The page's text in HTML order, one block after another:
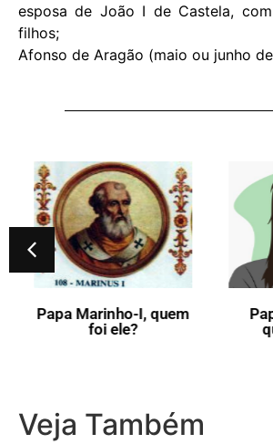
esposa de João I de Castela,
filhos;
Afonso de Aragão (maio ou junho
Papa Marinho-I, quem
foi ele?
Veja Também